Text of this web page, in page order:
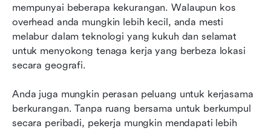
mempunyai beberapa kekurangan. Walaupun kos
overhead anda mungkin lebih kecil, anda mesti
melabur dalam teknologi yang kukuh dan selamat
untuk menyokong tenaga kerja yang berbeza lokasi
secara geografi.
Anda juga mungkin perasan peluang untuk kerjasama
berkurangan. Tanpa ruang bersama untuk berkumpul
secara peribadi, pekerja mungkin mendapati lebih